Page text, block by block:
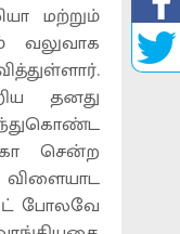
மற்றும்
வலுவாக
தனது
சென்ற
போலவே